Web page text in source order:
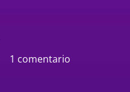
1 comentario